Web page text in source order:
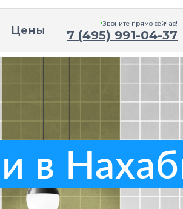
7 (495) 991-04-37
Цены Звоните прямо cейчас!
в